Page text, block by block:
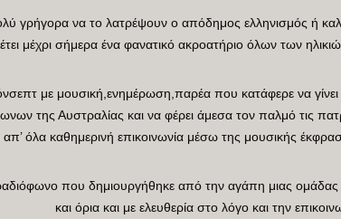
γρήγορα να το λατρέψουν ο απόδημος ελληνισμός ή
μέχρι σήμερα ένα φανατικό ακροατήριο όλων των
με μουσική,ενημέρωση,παρέα που κατάφερε να
της Αυστραλίας και να φέρει άμεσα τον παλμό τις
όλα καθημερινή επικοινωνία μέσω της μουσικής
που δημιουργήθηκε από την αγάπη μιας
και όρια και με ελευθερία στο λόγο και την